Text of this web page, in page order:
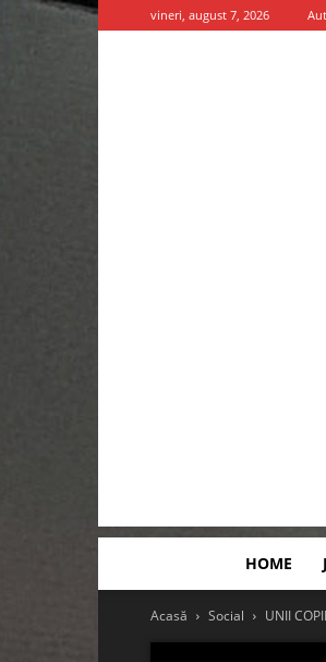
vineri, august 7, 2026
HOME
Acasă Social UNII